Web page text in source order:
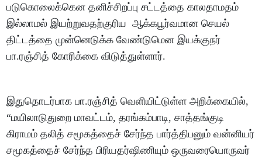
படுகொலைக்கென தனிச்சிறப்பு சட்டத்தை காலதாமதம்
இல்லாமல் இயற்றுவதற்குரிய ஆக்கபூர்வமான செயல்
திட்டத்தை முன்னெடுக்க வேண்டுமென இயக்குநர்
பா.ரஞ்சித் கோரிக்கை விடுத்துள்ளார்.
இதுதொடர்பாக பா.ரஞ்சித் வெளியிட்டுள்ள அறிக்கையில்,
“மயிலாடுதுறை மாவட்டம், தரங்கம்பாடி, சாத்தங்குடி
கிராமம் தலித் சமூகத்தைச் சேர்ந்த பார்த்திபனும் வன்னியர்
சமூகத்தைச் சேர்ந்த பிரியதர்ஷிணியும் ஒருவரையொருவர்